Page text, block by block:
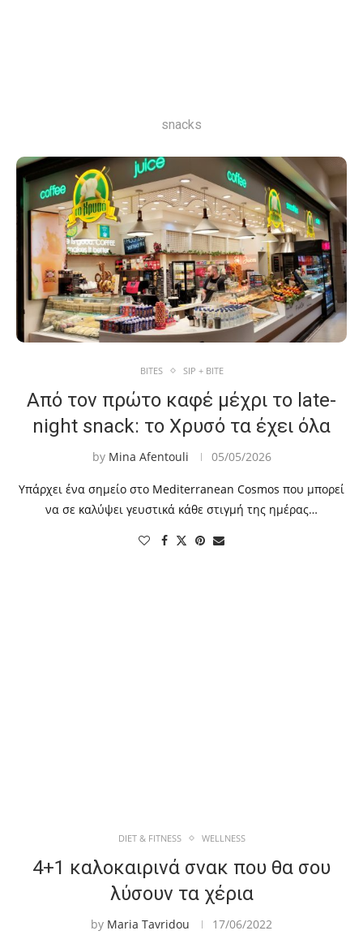
snacks
BITES SIP + BITE
Από τον πρώτο καφέ μέχρι το late-
night snack: το Χρυσό τα έχει όλα
by Mina Afentouli 05/05/2026
Υπάρχει ένα σημείο στο Mediterranean Cosmos που μπορεί
να σε καλύψει γευστικά κάθε στιγμή της ημέρας…
DIET & FITNESS WELLNESS
4+1 καλοκαιρινά σνακ που θα σου
λύσουν τα χέρια
by Maria Tavridou 17/06/2022